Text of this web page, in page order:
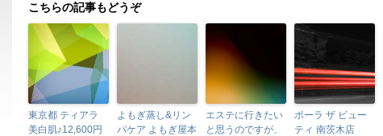
こちらの記事もどうぞ
東京都 ティアラ
美白肌♪12,600円
よもぎ蒸し&リン
パケア よもぎ屋本
エステに行きたい
と思うのですが、
ポーラ ザ ビュー
ティ 南茨木店